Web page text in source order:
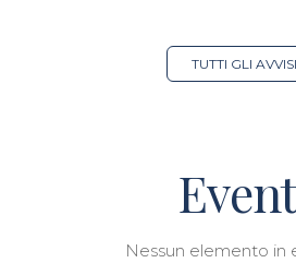
TUTTI GLI AVVISI
Nessun elemento in